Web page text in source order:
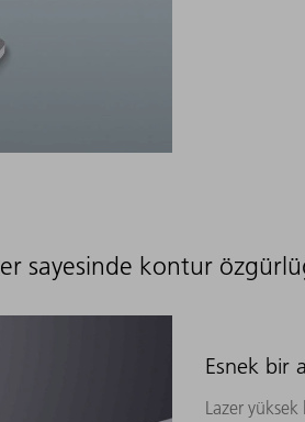
sayesinde kontur
Esnek bir
Lazer